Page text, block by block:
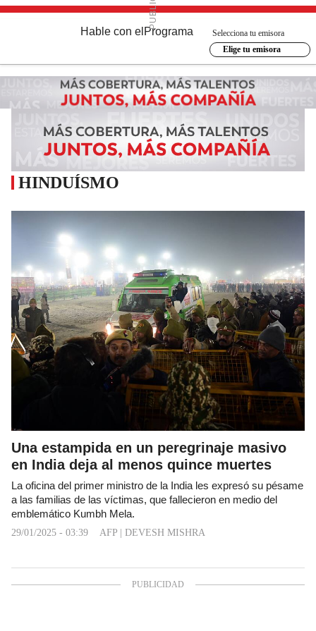
Hable con el Programa
Selecciona tu emisora
Elige tu emisora
HINDUÍSMO
Una estampida en un peregrinaje masivo
en India deja al menos quince muertes
La oficina del primer ministro de la India les expresó su pésame
a las familias de las víctimas, que fallecieron en medio del
emblemático Kumbh Mela.
29/01/2025 - 03:39 AFP | DEVESH MISHRA